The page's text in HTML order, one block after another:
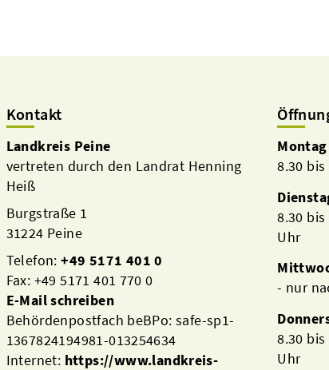
Kontakt
Landkreis Peine
vertreten durch den Landrat Henning
Heiß
Burgstraße 1
31224 Peine
Telefon:+49 5171 401 0
Fax: +49 5171 401 770 0
E-Mail schreiben
Behördenpostfach beBPo: safe-sp1-
1367824194981-013254634
Internet: https://www.landkreis-
Montag
8.30
8.30
Uhr
- nur
8.30
Uhr